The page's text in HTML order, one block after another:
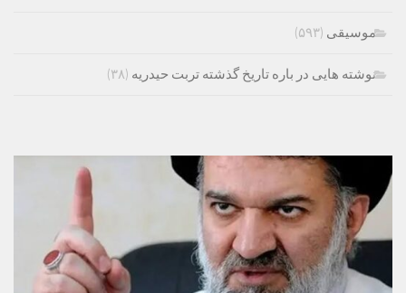
موسیقی (۵۹۳)
نوشته هایی در باره تاریخ گذشته تربت حیدریه (۳۸)